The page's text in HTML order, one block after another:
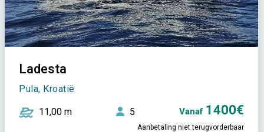
Ladesta
Pula, Kroatië
11,00 m 5 Vanaf 1400€
Aanbetaling niet terugvorderbaar